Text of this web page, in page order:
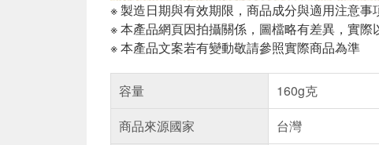
※ 製造日期與有效期限，商品成分與適用注意事
※ 本產品網頁因拍攝關係，圖檔略有差異，實際
※ 本產品文案若有變動敬請參照實際商品為準
容量
160g克
商品來源國家
台灣